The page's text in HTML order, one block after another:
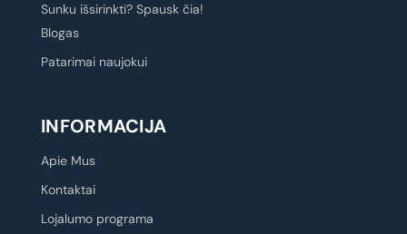
Sunku išsirinkti? Spausk čia!
Blogas
Patarimai naujokui
INFORMACIJA
Apie Mus
Kontaktai
Lojalumo programa